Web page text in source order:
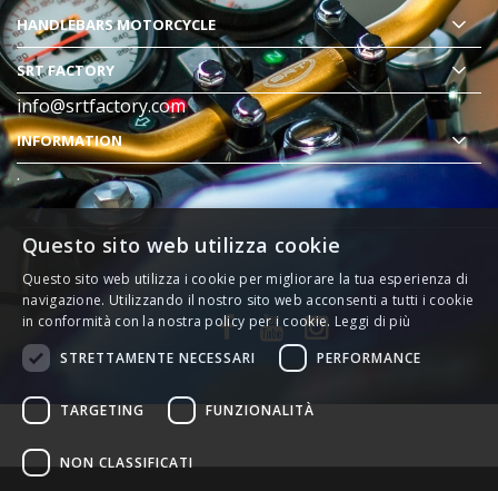
HANDLEBARS MOTORCYCLE
SRT FACTORY
info@srtfactory.com
INFORMATION
.
Questo sito web utilizza cookie
Questo sito web utilizza i cookie per migliorare la tua esperienza di
navigazione. Utilizzando il nostro sito web acconsenti a tutti i cookie
in conformità con la nostra policy per i cookie. Leggi di più
STRETTAMENTE NECESSARI
PERFORMANCE
TARGETING FUNZIONALITÀ
NON CLASSIFICATI